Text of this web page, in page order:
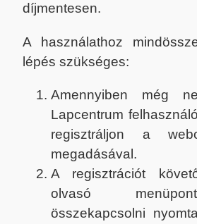
díjmentesen.
A használathoz
lépés szükséges:
Amennyiben még
Lapcentrum
regisztráljon a
megadásával.
A regisztrációt
olvasó
összekapcsolni